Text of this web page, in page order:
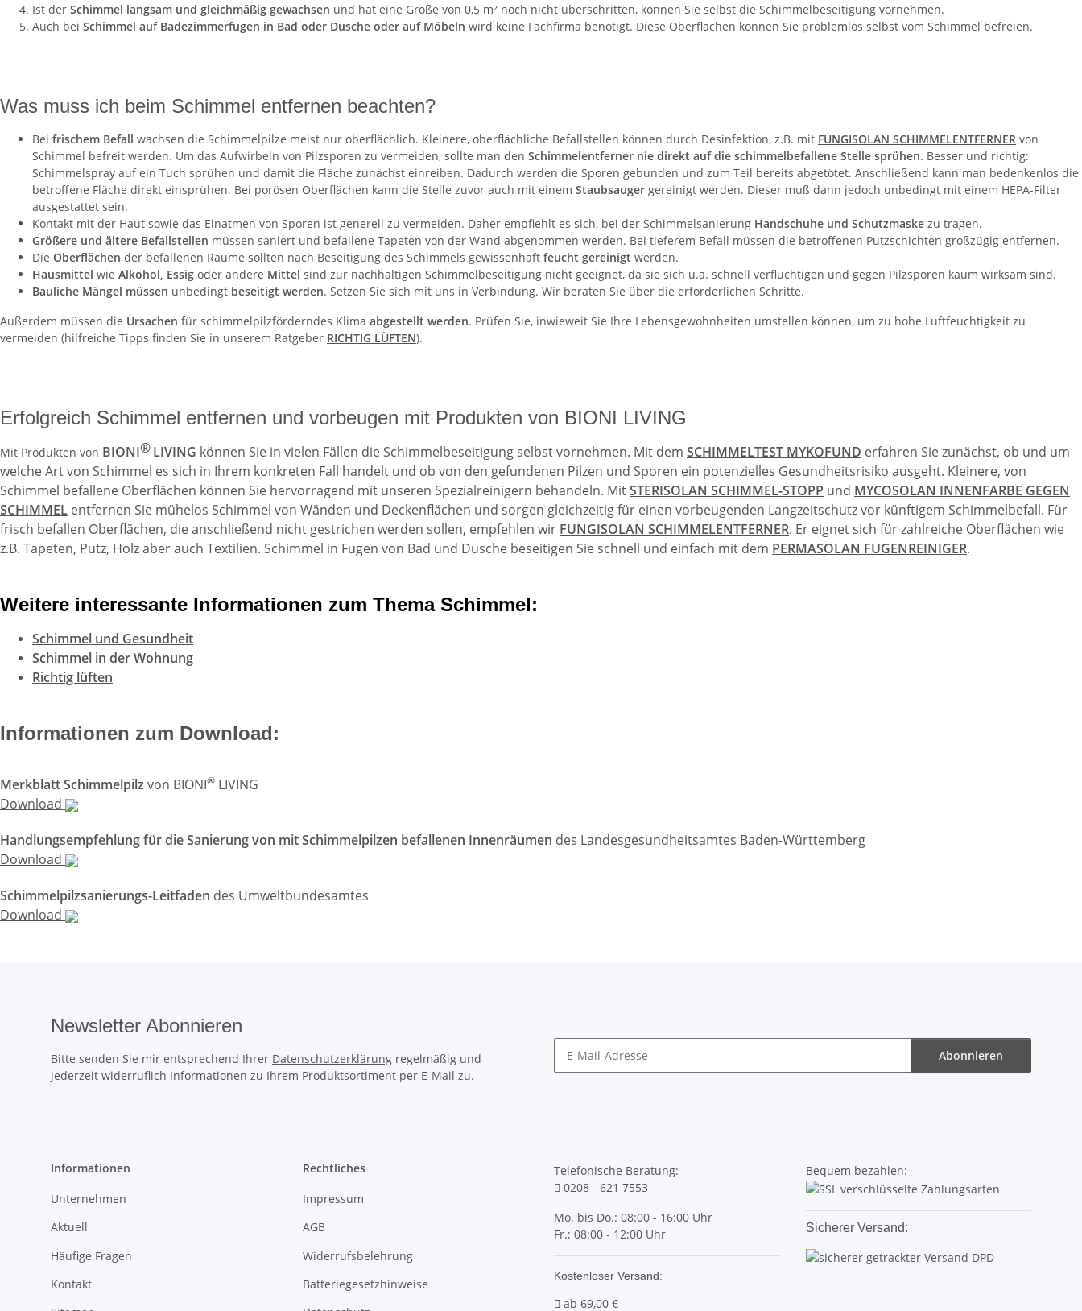
Ist der Schimmel langsam und gleichmäßig gewachsen und hat eine Größe von 0,5 m² noch nicht überschritten, können Sie selbst die Schimmelbeseitigung vornehmen.
Auch bei Schimmel auf Badezimmerfugen in Bad oder Dusche oder auf Möbeln wird keine Fachfirma benötigt. Diese Oberflächen können Sie problemlos selbst vom Schimmel befreien.
Was muss ich beim Schimmel entfernen beachten?
Bei frischem Befall wachsen die Schimmelpilze meist nur oberflächlich. Kleinere, oberflächliche Befallstellen können durch Desinfektion, z.B. mit FUNGISOLAN SCHIMMELENTFERNER von
Schimmel befreit werden. Um das Aufwirbeln von Pilzsporen zu vermeiden, sollte man den Schimmelentferner nie direkt auf die schimmelbefallene Stelle sprühen. Besser und richtig:
Schimmelspray auf ein Tuch sprühen und damit die Fläche zunächst einreiben. Dadurch werden die Sporen gebunden und zum Teil bereits abgetötet. Anschließend kann man bedenkenlos die
betroffene Fläche direkt einsprühen. Bei porösen Oberflächen kann die Stelle zuvor auch mit einem Staubsauger gereinigt werden. Dieser muß dann jedoch unbedingt mit einem HEPA-Filter
ausgestattet sein.
Kontakt mit der Haut sowie das Einatmen von Sporen ist generell zu vermeiden. Daher empfiehlt es sich, bei der Schimmelsanierung Handschuhe und Schutzmaske zu tragen.
Größere und ältere Befallstellen müssen saniert und befallene Tapeten von der Wand abgenommen werden. Bei tieferem Befall müssen die betroffenen Putzschichten großzügig entfernen.
Die Oberflächen der befallenen Räume sollten nach Beseitigung des Schimmels gewissenhaft feucht gereinigt werden.
Hausmittel wie Alkohol, Essig oder andere Mittel sind zur nachhaltigen Schimmelbeseitigung nicht geeignet, da sie sich u.a. schnell verflüchtigen und gegen Pilzsporen kaum wirksam sind.
Bauliche Mängel müssen unbedingt beseitigt werden. Setzen Sie sich mit uns in Verbindung. Wir beraten Sie über die erforderlichen Schritte.
Außerdem müssen die Ursachen für schimmelpilzförderndes Klima abgestellt werden. Prüfen Sie, inwieweit Sie Ihre Lebensgewohnheiten umstellen können, um zu hohe Luftfeuchtigkeit zu
vermeiden (hilfreiche Tipps finden Sie in unserem Ratgeber RICHTIG LÜFTEN).
Erfolgreich Schimmel entfernen und vorbeugen mit Produkten von BIONI LIVING
Mit Produkten von BIONI®LIVING können Sie in vielen Fällen die Schimmelbeseitigung selbst vornehmen. Mit dem SCHIMMELTEST MYKOFUND erfahren Sie zunächst, ob und um
welche Art von Schimmel es sich in Ihrem konkreten Fall handelt und ob von den gefundenen Pilzen und Sporen ein potenzielles Gesundheitsrisiko ausgeht. Kleinere, von
Schimmel befallene Oberflächen können Sie hervorragend mit unseren Spezialreinigern behandeln. MitSTERISOLAN SCHIMMEL-STOPP und MYCOSOLAN INNENFARBE GEGEN
SCHIMMEL entfernen Sie mühelos Schimmel von Wänden und Deckenflächen und sorgen gleichzeitig für einen vorbeugenden Langzeitschutz vor künftigem Schimmelbefall. Für
frisch befallen Oberflächen, die anschließend nicht gestrichen werden sollen, empfehlen wir FUNGISOLAN SCHIMMELENTFERNER. Er eignet sich für zahlreiche Oberflächen wie
z.B. Tapeten, Putz, Holz aber auch Textilien. Schimmel in Fugen von Bad und Dusche beseitigen Sie schnell und einfach mit dem PERMASOLAN FUGENREINIGER.
Weitere interessante Informationen zum Thema Schimmel:
Schimmel und Gesundheit
Schimmel in der Wohnung
Richtig lüften
Informationen zum Download:
Merkblatt Schimmelpilz von BIONI® LIVING
Download
Handlungsempfehlung für die Sanierung von mit Schimmelpilzen befallenen Innenräumen des Landesgesundheitsamtes Baden-Württemberg
Download
Schimmelpilzsanierungs-Leitfaden des Umweltbundesamtes
Download
Newsletter Abonnieren
Bitte senden Sie mir entsprechend Ihrer Datenschutzerklärung regelmäßig und
jederzeit widerruflich Informationen zu Ihrem Produktsortiment per E-Mail zu.
Abonnieren
Informationen
Unternehmen
Aktuell
Häufige Fragen
Kontakt
Rechtliches
Impressum
AGB
Widerrufsbelehrung
Batteriegesetzhinweise
Telefonische Beratung:
0208 - 621 7553
Mo. bis Do.: 08:00 - 16:00 Uhr
Fr.: 08:00 - 12:00 Uhr
Kostenloser Versand:
ab 69,00 €
Bequem bezahlen:
Sicherer Versand: